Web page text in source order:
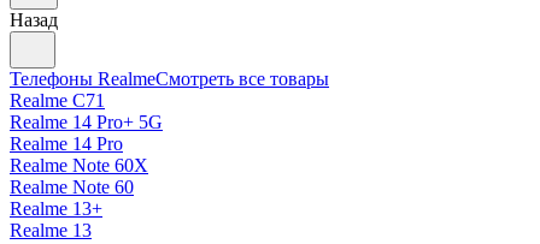
Назад
Телефоны RealmeСмотреть все товары
Realme C71
Realme 14 Pro+ 5G
Realme 14 Pro
Realme Note 60X
Realme Note 60
Realme 13+
Realme 13